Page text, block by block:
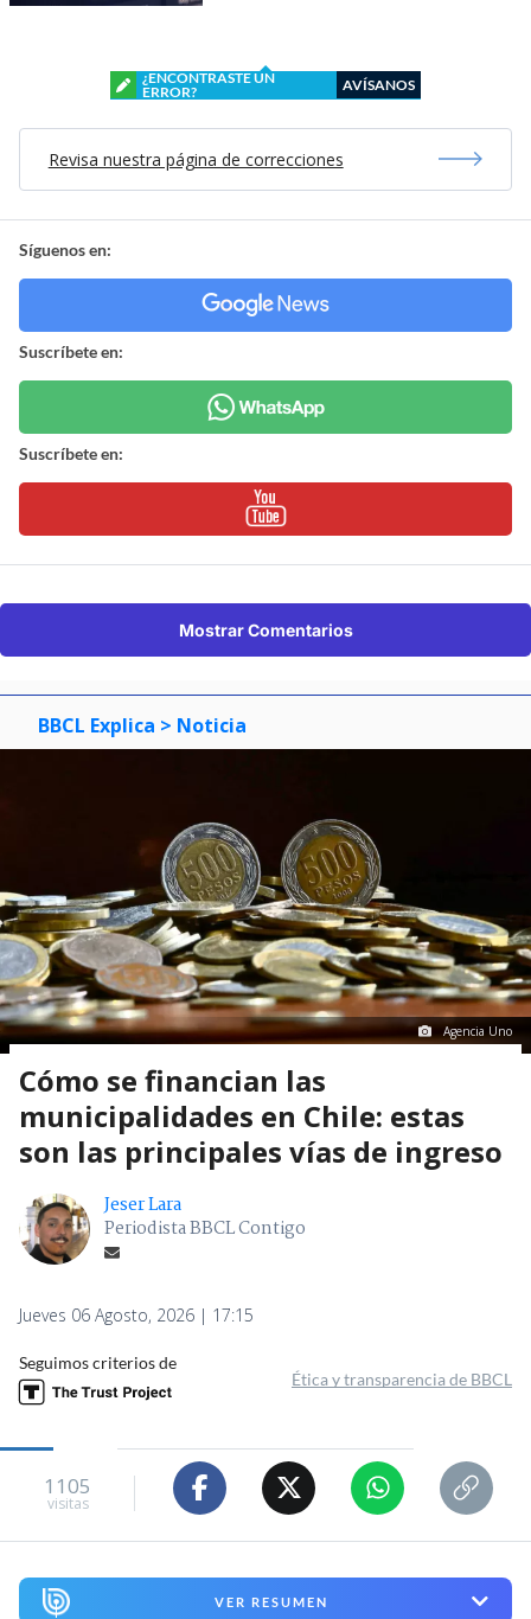
¿ENCONTRASTE UN
ERROR?
AVÍSANOS
Revisa nuestra página de correcciones
Síguenos en:
Suscríbete en:
Suscríbete en:
Mostrar Comentarios
BBCL Explica > Noticia
Agencia Uno
Cómo se financian las
municipalidades en Chile: estas
son las principales vías de ingreso
Jeser Lara
Periodista BBCL Contigo
Jueves 06 Agosto, 2026 | 17:15
Seguimos criterios de
Ética y transparencia de BBCL
1105
visitas
VER RESUMEN